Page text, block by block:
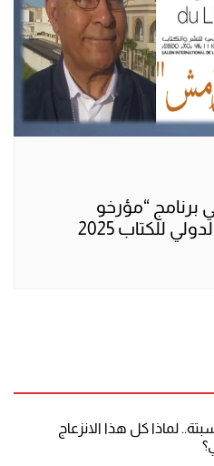
“مؤرخو
للكتاب 2025
لماذا كل هذا الانزعاج